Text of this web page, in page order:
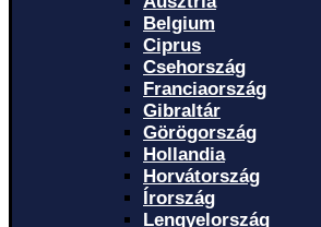
Belgium
Ciprus
Csehország
Franciaország
Gibraltár
Görögország
Hollandia
Horvátország
Írország
Lengyelország